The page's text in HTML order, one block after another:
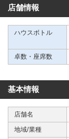
店舗情報
ハウスボトル
卓数・座席数
基本情報
店舗名
地域/業種